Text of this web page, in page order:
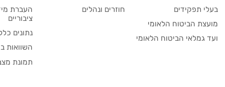
בעלי תפקידים
מועצת הביטוח הלאומי
ועד גמלאי הביטוח הלאומי
חוזרים ונהלים
העברת
ציבוריים
נתונים
השוואות
תמונת